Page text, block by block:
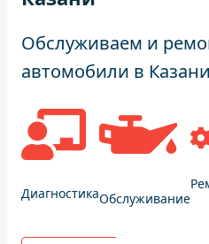
Обслуживаем и
автомобили в
ДиагностикаОбслуживание